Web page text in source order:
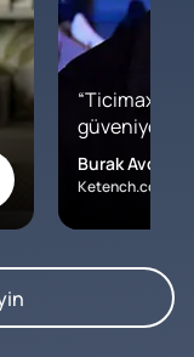
“Ticimax'a
Burak Avcılar
Ketench.com –